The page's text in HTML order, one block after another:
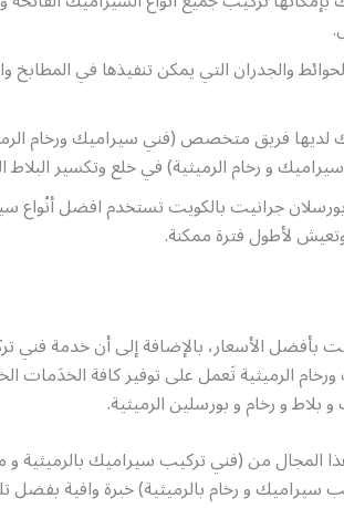
والجدران التي يمكن تنفيذها في المطابخ
فريق متخصص (فني سيراميك ورخام
و رخام الرميثية) في خلع وتكسير البلاط
جرانيت بالكويت تستخدم افضل أنْواع
وتعيش لأطول فترة ممكنة.
بأفضل الأسعار، بالإضافة إلى أن خدمة فني
الرميثية تَعمل على توفير كافة الخدَمات
بلاط و رخام و بورسلين الرميثية.
المجال من (فني تركيب سيراميك بالرميثية
سيراميك و رخام بالرميثية) خبرة وافية بفضل